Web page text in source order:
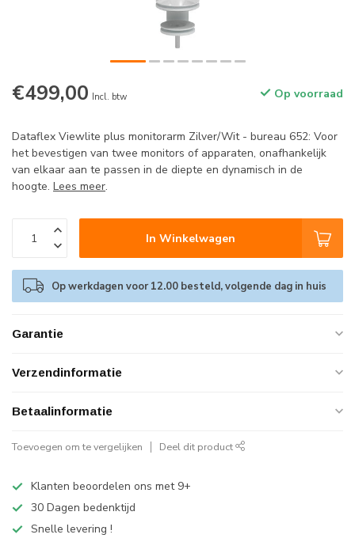
€499,00 Incl. btw Op voorraad
Dataflex Viewlite plus monitorarm Zilver/Wit - bureau 652: Voor
het bevestigen van twee monitors of apparaten, onafhankelijk
van elkaar aan te passen in de diepte en dynamisch in de
hoogte. Lees meer.
In Winkelwagen
Op werkdagen voor 12.00 besteld, volgende dag in huis
Garantie
Verzendinformatie
Betaalinformatie
Toevoegen om te vergelijken Deel dit product
Klanten beoordelen ons met 9+
30 Dagen bedenktijd
Snelle levering !